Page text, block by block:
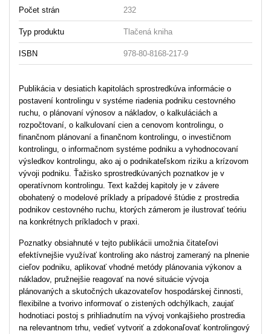
Počet strán 232
Typ produktu Tlačená kniha
ISBN 978-80-8168-217-9
Publikácia v desiatich kapitolách sprostredkúva informácie o
postavení kontrolingu v systéme riadenia podniku cestovného
ruchu, o plánovaní výnosov a nákladov, o kalkuláciách a
rozpočtovaní, o kalkulovaní cien a cenovom kontrolingu, o
finančnom plánovaní a finančnom kontrolingu, o investičnom
kontrolingu, o informačnom systéme podniku a vyhodnocovaní
výsledkov kontrolingu, ako aj o podnikateľskom riziku a krízovom
vývoji podniku. Ťažisko sprostredkúvaných poznatkov je v
operatívnom kontrolingu. Text každej kapitoly je v závere
obohatený o modelové príklady a prípadové štúdie z prostredia
podnikov cestovného ruchu, ktorých zámerom je ilustrovať teóriu
na konkrétnych príkladoch v praxi.
Poznatky obsiahnuté v tejto publikácii umožnia čitateľovi
efektívnejšie využívať kontroling ako nástroj zameraný na plnenie
cieľov podniku, aplikovať vhodné metódy plánovania výkonov a
nákladov, pružnejšie reagovať na nové situácie vývoja
plánovaných a skutočných ukazovateľov hospodárskej činnosti,
flexibilne a tvorivo informovať o zistených odchýlkach, zaujať
hodnotiaci postoj s prihliadnutím na vývoj vonkajšieho prostredia
na relevantnom trhu, vedieť vytvoriť a zdokonaľovať kontrolingový